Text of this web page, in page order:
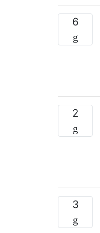
6
2
3